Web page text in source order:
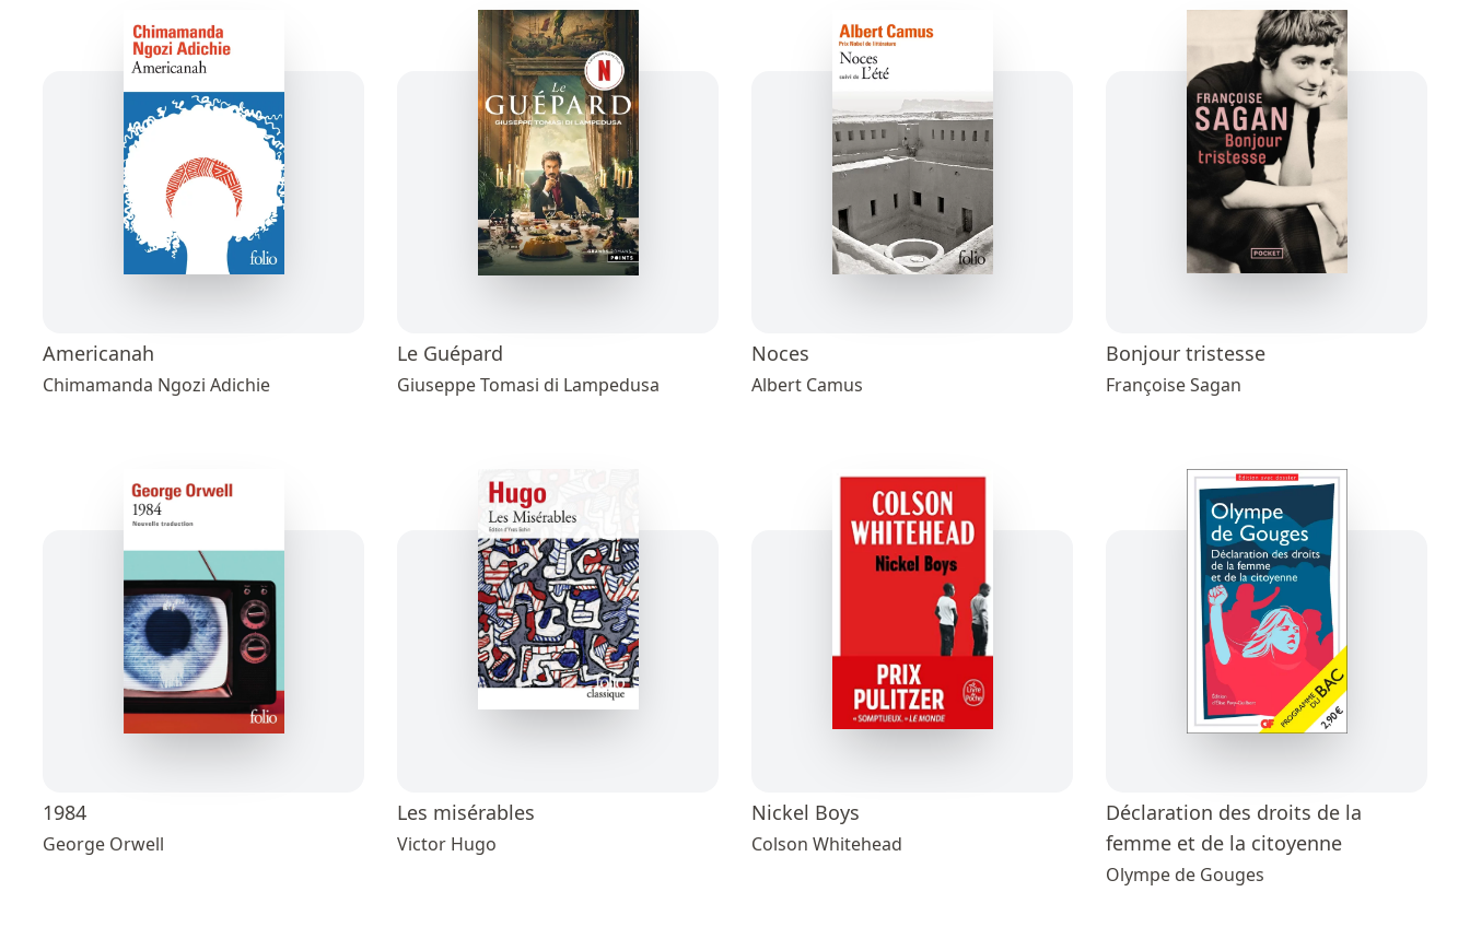
Americanah
Chimamanda Ngozi Adichie
Le Guépard
Giuseppe Tomasi di Lampedusa
Noces
Albert Camus
Bonjour tristesse
Françoise Sagan
1984
George Orwell
Les misérables
Victor Hugo
Nickel Boys
Colson Whitehead
Déclaration des droits de la
femme et de la citoyenne
Olympe de Gouges